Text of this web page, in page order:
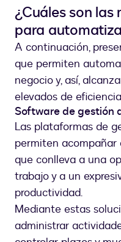
¿Cuáles son
para
A continuación,
que permiten
negocio y, así,
elevados de
Software de gestión
Las plataformas de
permiten
que conlleva a una
trabajo y a un
productividad.
Mediante estas
administrar